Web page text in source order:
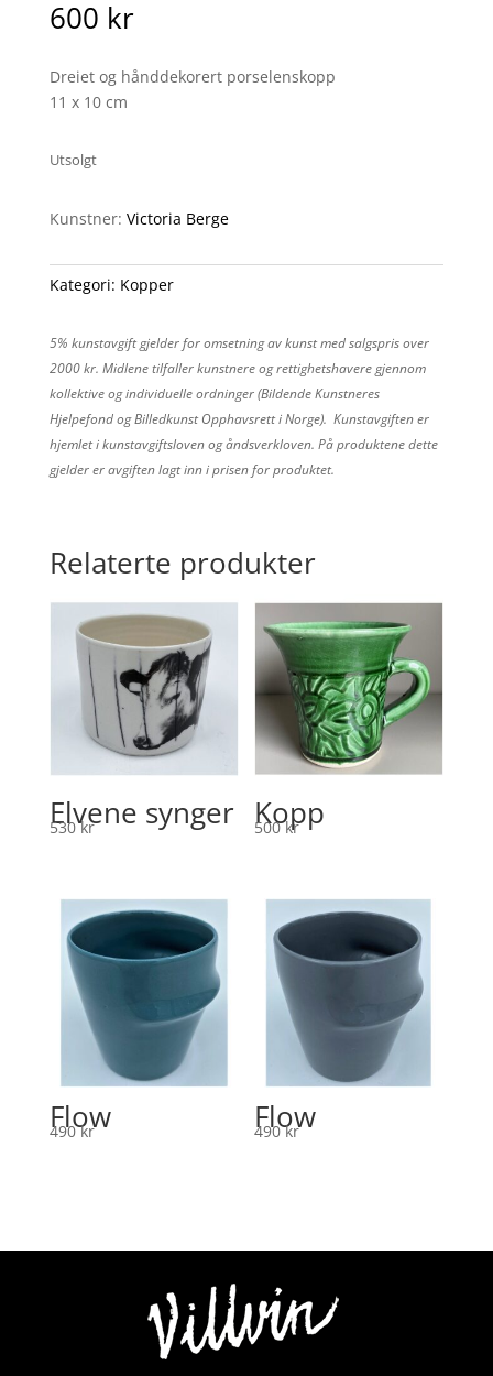
600 kr
Dreiet og hånddekorert porselenskopp
11 x 10 cm
Utsolgt
Kunstner: Victoria Berge
Kategori: Kopper
5% kunstavgift gjelder for omsetning av kunst med salgspris over
2000 kr. Midlene tilfaller kunstnere og rettighetshavere gjennom
kollektive og individuelle ordninger (Bildende Kunstneres
Hjelpefond og Billedkunst Opphavsrett i Norge). Kunstavgiften er
hjemlet i kunstavgiftsloven og åndsverkloven. På produktene dette
gjelder er avgiften lagt inn i prisen for produktet.
Relaterte produkter
Elvene synger
530kr Kopp
500kr
Flow
490kr Flow
490kr